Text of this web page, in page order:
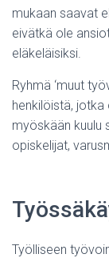
mukaan saavat
eivätkä ole
eläkeläisiksi.
Ryhmä ‘muut
henkilöistä,
myöskään kuulu
opiskelijat,
Työlliseen